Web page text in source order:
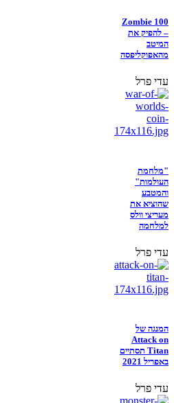
Zombie 100
– להפיק את
המיטב
מהאפוקליפסה
עדי פרל
"מלחמת
העולמות"
והמטבע
שהוציא את
מעריצי וולס
למלחמה
עדי פרל
המנגה של
Attack on
Titan תסתיים
באפריל 2021
עדי פרל